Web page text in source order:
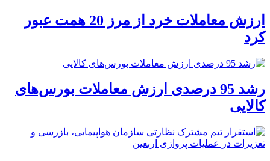
ارزش معاملات خرد از مرز 20 همت عبور
کرد
رشد 95 درصدی ارزش معاملات بورس‌های
کالایی